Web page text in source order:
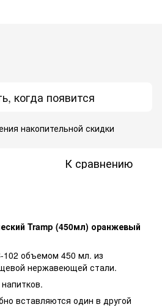
когда появится
накопительной скидки
К сравнению
Tramp (450мл) оранжевый
102 объемом 450 мл. из
нержавеющей стали.
вставляются один в другой